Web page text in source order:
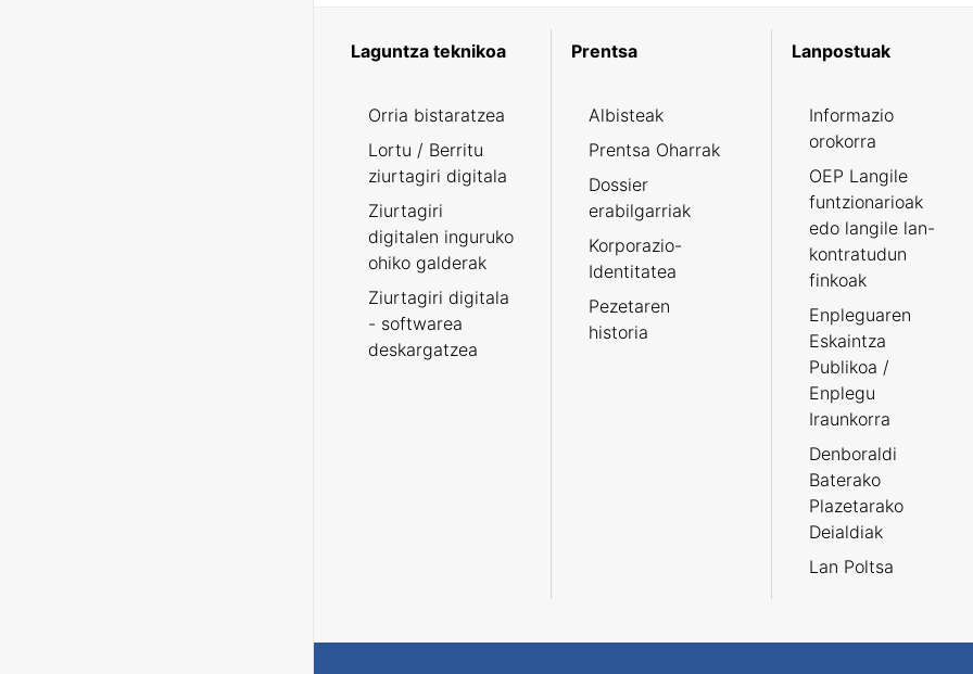
Laguntza teknikoa
Orria bistaratzea
Lortu / Berritu
ziurtagiri digitala
Ziurtagiri
digitalen inguruko
ohiko galderak
Ziurtagiri digitala
- softwarea
deskargatzea
Prentsa
Albisteak
Prentsa Oharrak
Dossier
erabilgarriak
Korporazio-
Identitatea
Pezetaren
historia
Lanpostuak
Informazio
orokorra
OEP Langile
funtzionarioak
edo langile lan-
kontratudun
finkoak
Enpleguaren
Eskaintza
Publikoa /
Enplegu
Iraunkorra
Denboraldi
Baterako
Plazetarako
Deialdiak
Lan Poltsa